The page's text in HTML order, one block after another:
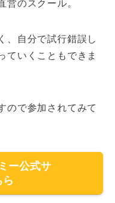
営のスクール。
、自分で試行錯誤し
ていくこともできま
ので参加されてみて
ー公式サ
ら